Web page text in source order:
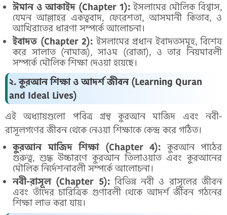
ঈমান ও আকাইদ (Chapter 1): ইসলামের মৌলিক বিশ্বাস,
যেমন আল্লাহর একত্ববাদ, ফেরেশতা, আসমানী কিতাব, ও
আখিরাতের ধারণা সম্পর্কে আলোচনা।
ইবাদত (Chapter 2): ইসলামের প্রধান ইবাদতসমূহ, বিশেষ
করে সালাত (নামাজ), সাওম (রোজা), ও তার নিয়মাবলী
সম্পর্কে মৌলিক শিক্ষা দেওয়া হয়েছে।
২. কুরআন শিক্ষা ও আদর্শ জীবন (Learning Quran
and Ideal Lives)
এই অধ্যায়গুলো পবিত্র গ্রন্থ কুরআন মাজিদ এবং নবী-
রাসূলগণের জীবন থেকে নেওয়া শিক্ষাকে কেন্দ্র করে গঠিত।
কুরআন মাজিদ শিক্ষা (Chapter 4): কুরআন পাঠের
গুরুত্ব, শুদ্ধ উচ্চারণে কুরআন তিলাওয়াত এবং কুরআনের
মৌলিক নির্দেশনাবলী সম্পর্কে আলোচনা।
নবী-রাসূল (Chapter 5):বিভিন্ন নবী ও রাসূলের জীবন
এবং তাঁদের চারিত্রিক গুণাবলী থেকে আদর্শ জীবন গঠনের
শিক্ষা লাভ করা যায়।